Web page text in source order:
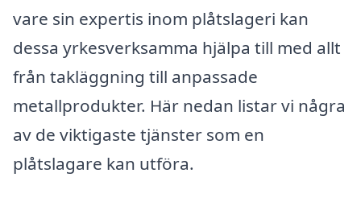
vare sin expertis inom plåtslageri kan
dessa yrkesverksamma hjälpa till med allt
från takläggning till anpassade
metallprodukter. Här nedan listar vi några
av de viktigaste tjänster som en
plåtslagare kan utföra.